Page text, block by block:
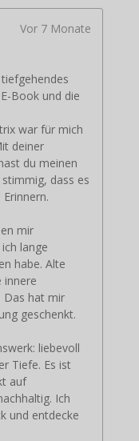
Vor 7 Monate
Book und die
war für mich
deiner
du meinen
dass es
mir
lange
habe. Alte
innere
Das hat mir
geschenkt.
liebevoll
Tiefe. Es ist
auf
Ich
und entdecke